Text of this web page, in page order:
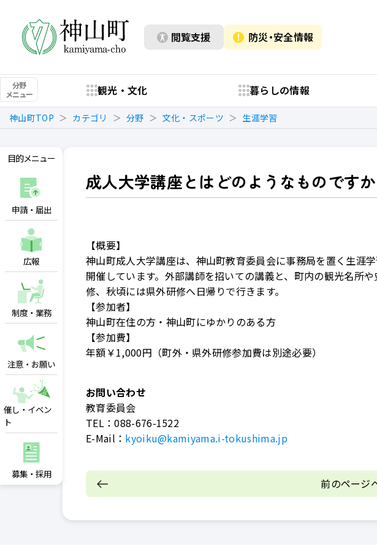
閲覧支援 防災・安全情報
分野
メニュー
観光・文化 暮らしの情報
神山町TOP カテゴリ 分野 文化・スポーツ 生涯学習
目的メニュー
申請・届出
広報
制度・業務
注意・お願い
催し・イベン
ト
募集・採用
成人大学講座とはどのようなものです
【概要】
神山町成人大学講座は、神山町教育委員会に事務局を置く生涯
開催しています。外部講師を招いての講義と、町内の観光名所
修、秋頃には県外研修へ日帰りで行きます。
【参加者】
神山町在住の方・神山町にゆかりのある方
【参加費】
年額￥1,000円（町外・県外研修参加費は別途必要）
お問い合わせ
教育委員会
TEL：088-676-1522
E-Mail： kyoiku@kamiyama.i-tokushima.jp
前のページ